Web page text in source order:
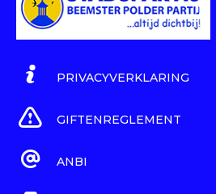
PRIVACYVERKLARING
GIFTENREGLEMENT
ANBI